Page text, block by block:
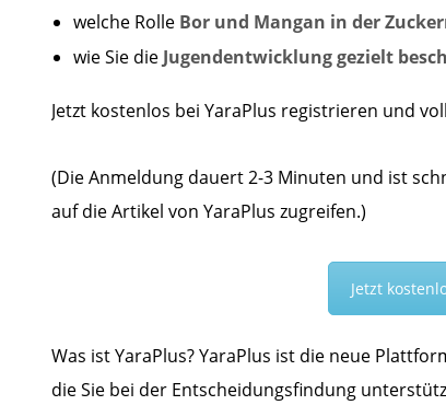
welche Rolle Bor und Mangan in der
wie Sie die Jugendentwicklung gezielt
Jetzt kostenlos bei YaraPlus registrieren und
(Die Anmeldung dauert 2-3 Minuten und ist
auf die Artikel von YaraPlus zugreifen.)
Jetzt
Was ist YaraPlus? YaraPlus ist die neue
die Sie bei der Entscheidungsfindung